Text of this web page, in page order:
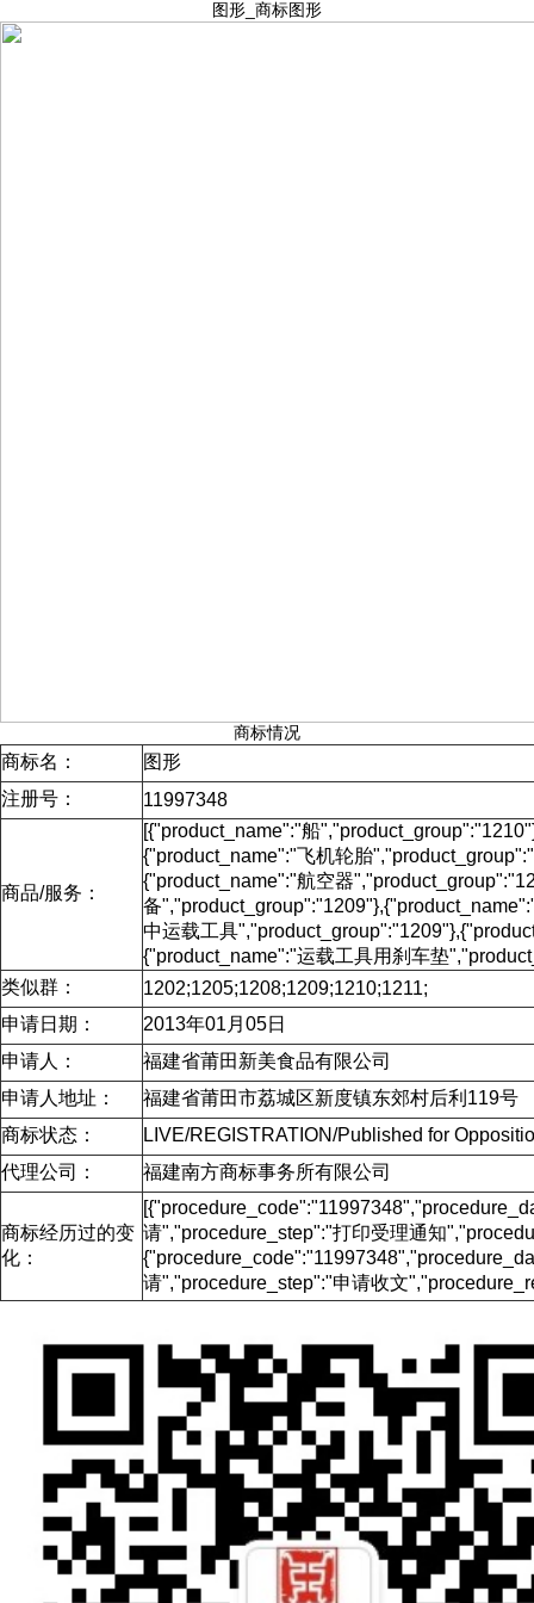
图形_商标图形
商标情况
商标名：
图形
注册号：
11997348
商品/服务：
[{"product_name":"船
{"product_name":"飞机轮胎
{"product_name":"航空器
备
中运载工具
{"product_name":"运载工具用刹车垫
类似群：
1202;1205;1208;1209;1210;1211;
申请日期：
2013年01月05日
申请人：
福建省莆田新美食品有限公司
申请人地址：
福建省莆田市荔城区新度镇东郊村后利119号
商标状态：
LIVE/REGISTRATION/Published for
代理公司：
福建南方商标事务所有限公司
商标经历过的变
化：
请","procedure_step":"打印受理通知
请","procedure_step":"申请收文